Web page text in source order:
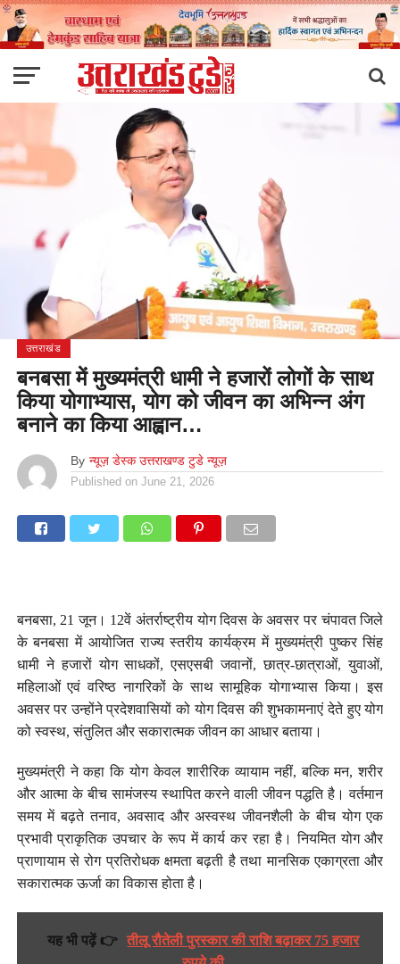
उत्तराखंड
बनबसा में मुख्यमंत्री धामी ने हजारों लोगों के साथ
किया योगाभ्यास, योग को जीवन का अभिन्न अंग
बनाने का किया आह्वान…
By न्यूज़ डेस्क उत्तराखण्ड टुडे न्यूज़
Published on June 21, 2026
बनबसा, 21 जून। 12वें अंतर्राष्ट्रीय योग दिवस के अवसर पर चंपावत जिले
के बनबसा में आयोजित राज्य स्तरीय कार्यक्रम में मुख्यमंत्री पुष्कर सिंह
धामी ने हजारों योग साधकों, एसएसबी जवानों, छात्र-छात्राओं, युवाओं,
महिलाओं एवं वरिष्ठ नागरिकों के साथ सामूहिक योगाभ्यास किया। इस
अवसर पर उन्होंने प्रदेशवासियों को योग दिवस की शुभकामनाएं देते हुए योग
को स्वस्थ, संतुलित और सकारात्मक जीवन का आधार बताया।
मुख्यमंत्री ने कहा कि योग केवल शारीरिक व्यायाम नहीं, बल्कि मन, शरीर
और आत्मा के बीच सामंजस्य स्थापित करने वाली जीवन पद्धति है। वर्तमान
समय में बढ़ते तनाव, अवसाद और अस्वस्थ जीवनशैली के बीच योग एक
प्रभावी प्राकृतिक उपचार के रूप में कार्य कर रहा है। नियमित योग और
प्राणायाम से रोग प्रतिरोधक क्षमता बढ़ती है तथा मानसिक एकाग्रता और
सकारात्मक ऊर्जा का विकास होता है।
यह भी पढ़ें 👉
तीलू रौतेली पुरस्कार की राशि बढ़ाकर 75 हजार